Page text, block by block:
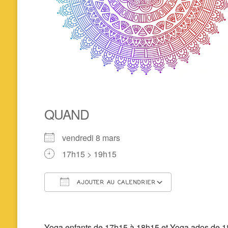
QUAND
vendredi 8 mars
17h15 > 19h15
AJOUTER AU CALENDRIER